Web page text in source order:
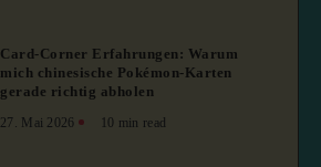
Card-Corner Erfahrungen: Warum
mich chinesische Pokémon-Karten
gerade richtig abholen
27. Mai 2026 10 min read